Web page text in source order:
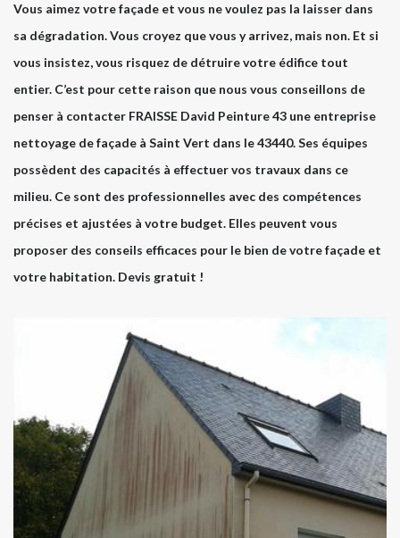
Vous aimez votre façade et vous ne voulez pas la laisser dans
sa dégradation. Vous croyez que vous y arrivez, mais non. Et si
vous insistez, vous risquez de détruire votre édifice tout
entier. C’est pour cette raison que nous vous conseillons de
penser à contacter FRAISSE David Peinture 43 une entreprise
nettoyage de façade à Saint Vert dans le 43440. Ses équipes
possèdent des capacités à effectuer vos travaux dans ce
milieu. Ce sont des professionnelles avec des compétences
précises et ajustées à votre budget. Elles peuvent vous
proposer des conseils efficaces pour le bien de votre façade et
votre habitation. Devis gratuit !